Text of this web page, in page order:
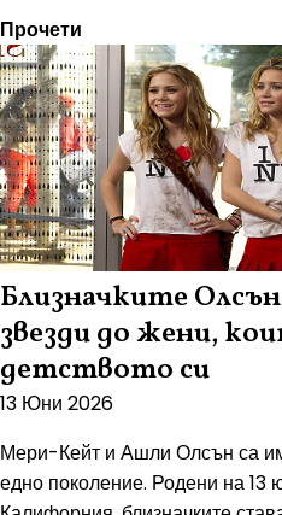
Прочети
Близначките
звезди до жени,
детството си
13 Юни 2026
Мери-Кейт и Ашли Олсън са
едно поколение. Родени на 13